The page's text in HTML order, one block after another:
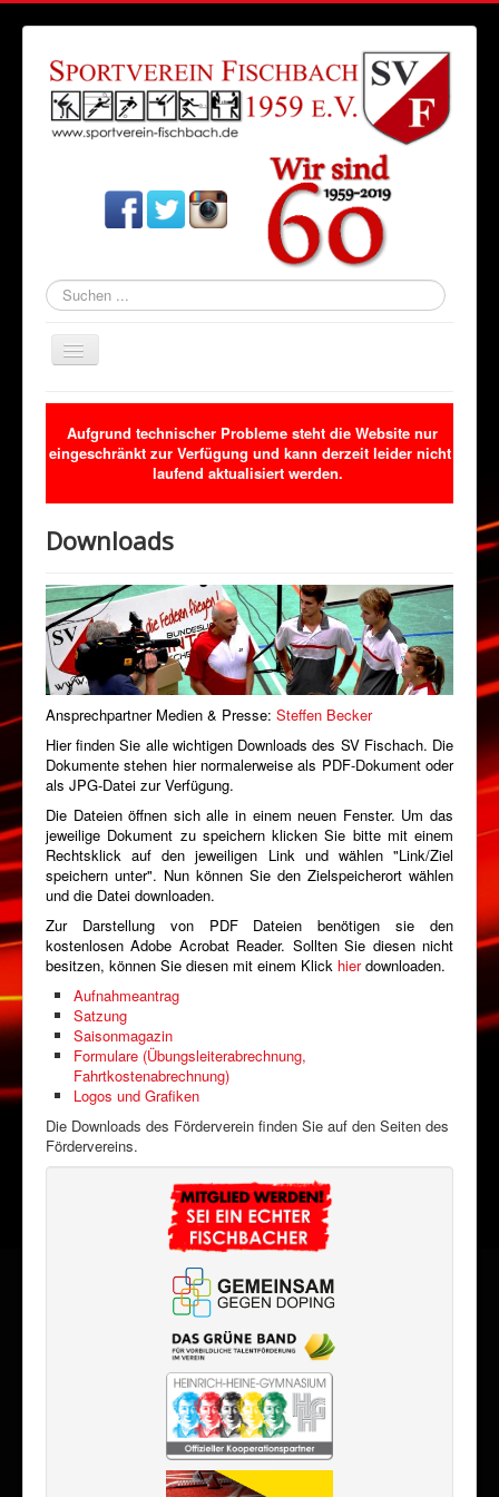
Suchen
...
Navigation
an/aus
Startseite
Aktuelles
Veranstaltungen
Sponsoring
Förderverein
Downloads
Kontakt
Klimaschutz
Aufgrund technischer Probleme steht die Website nur
eingeschränkt zur Verfügung und kann derzeit leider nicht
laufend aktualisiert werden.
Downloads
Ansprechpartner Medien & Presse: Steffen Becker
Hier finden Sie alle wichtigen Downloads des SV Fischach. Die
Dokumente stehen hier normalerweise als PDF-Dokument oder
als JPG-Datei zur Verfügung.
Die Dateien öffnen sich alle in einem neuen Fenster. Um das
jeweilige Dokument zu speichern klicken Sie bitte mit einem
Rechtsklick auf den jeweiligen Link und wählen "Link/Ziel
speichern unter". Nun können Sie den Zielspeicherort wählen
und die Datei downloaden.
Zur Darstellung von PDF Dateien benötigen sie den
kostenlosen Adobe Acrobat Reader. Sollten Sie diesen nicht
besitzen, können Sie diesen mit einem Klick hierdownloaden.
Aufnahmeantrag
Satzung
Saisonmagazin
Formulare (Übungsleiterabrechnung,
Fahrtkostenabrechnung)
Logos und Grafiken
Die Downloads des Förderverein finden Sie auf den Seiten des
Fördervereins.